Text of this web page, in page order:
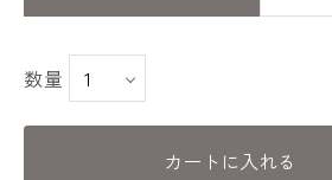
数量
カートに入れる